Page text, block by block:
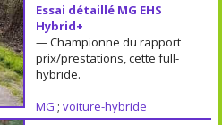
Essai détaillé MG EHS
Hybrid+
— Championne du rapport
prix/prestations, cette full-
hybride.
MG ; voiture-hybride